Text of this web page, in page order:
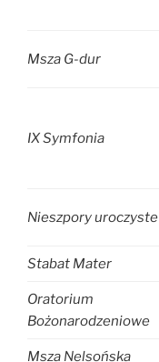
Msza G-dur
IX Symfonia
Nieszpory uroczyste
Stabat Mater
Oratorium
Bożonarodzeniowe
Msza Nelsońska